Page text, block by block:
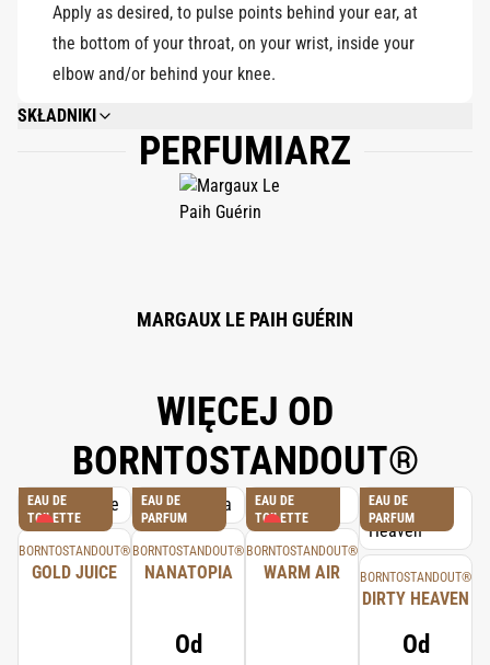
Apply as desired, to pulse points behind your ear, at
the bottom of your throat, on your wrist, inside your
elbow and/or behind your knee.
SKŁADNIKI
ALCOHOL DENAT., PARFUM (FRAGRANCE), AQUA (WATER), COUMARIN,
BENZYL BENZOATE, CINNAMAL, LIMONENE, LINALOOL, FARNESOL,
EUGENOL, ALPHA-ISOMETHYL IONONE, BENZYL SALICYLATE, BENZYL
ALCOHOL, CINNAMYL ALCOHOL, CITRAL, CITRONELLOL, GERANIOL,
PERFUMIARZ
MARGAUX LE PAIH GUÉRIN
WIĘCEJ OD
BORNTOSTANDOUT®
EAU DE
TOILETTE
BORNTOSTANDOUT®
GOLD JUICE
EAU DE
PARFUM
BORNTOSTANDOUT®
NANATOPIA
Od
EAU DE
TOILETTE
BORNTOSTANDOUT®
WARM AIR
EAU DE
PARFUM
BORNTOSTANDOUT®
DIRTY HEAVEN
Od